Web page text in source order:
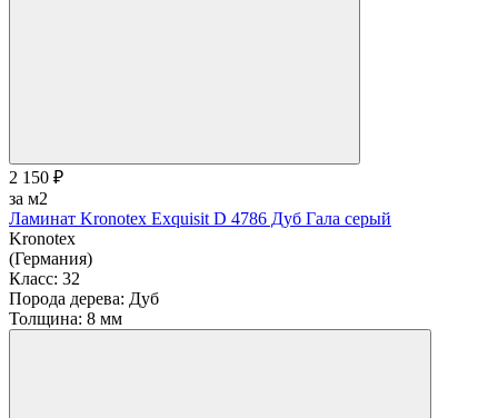
2 150 ₽
за м2
Ламинат Kronotex Exquisit D 4786 Дуб Гала серый
Kronotex
(Германия)
Класс: 32
Порода дерева: Дуб
Толщина: 8 мм